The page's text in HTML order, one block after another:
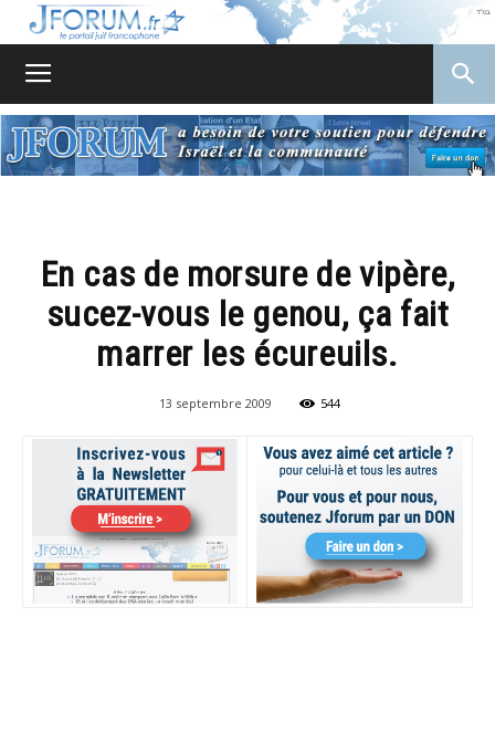
En cas de morsure de vipère,
sucez-vous le genou, ça fait
marrer les écureuils.
13 septembre 2009 544